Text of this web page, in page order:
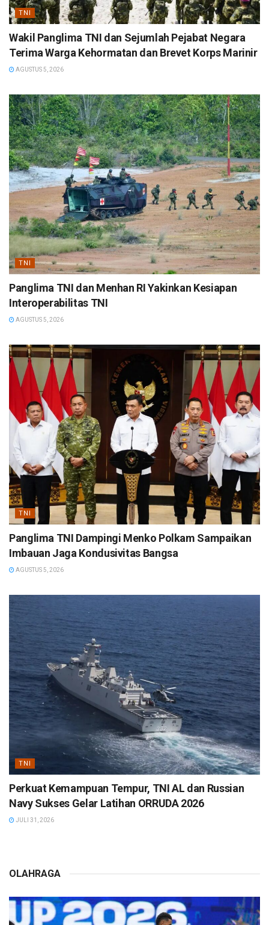
TNI
Wakil Panglima TNI dan Sejumlah Pejabat Negara
Terima Warga Kehormatan dan Brevet Korps Marinir
AGUSTUS 5, 2026
TNI
Panglima TNI dan Menhan RI Yakinkan Kesiapan
Interoperabilitas TNI
AGUSTUS 5, 2026
TNI
Panglima TNI Dampingi Menko Polkam Sampaikan
Imbauan Jaga Kondusivitas Bangsa
AGUSTUS 5, 2026
TNI
Perkuat Kemampuan Tempur, TNI AL dan Russian
Navy Sukses Gelar Latihan ORRUDA 2026
JULI 31, 2026
OLAHRAGA